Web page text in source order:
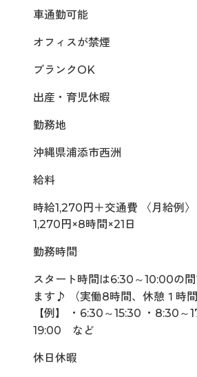
車通勤可能
オフィスが禁煙
ブランクOK
出産・育児休暇
勤務地
沖縄県浦添市西洲
給料
時給1,270円＋交通費 〈月給例
1,270円×8時間×21日
勤務時間
スタート時間は6:30～10:00の
ます♪ （実働8時間、休憩１時間
【例】 ・6:30～15:30 ・8:30～
19:00 など
休日休暇